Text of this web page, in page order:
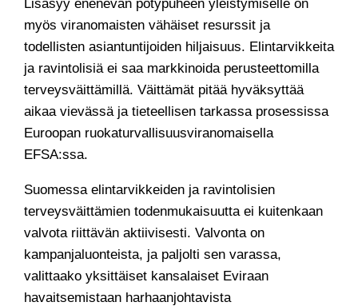
Lisäsyy enenevän pötypuheen yleistymiselle on
myös viranomaisten vähäiset resurssit ja
todellisten asiantuntijoiden hiljaisuus. Elintarvikkeita
ja ravintolisiä ei saa markkinoida perusteettomilla
terveysväittämillä. Väittämät pitää hyväksyttää
aikaa vievässä ja tieteellisen tarkassa prosessissa
Euroopan ruokaturvallisuusviranomaisella
EFSA:ssa.
Suomessa elintarvikkeiden ja ravintolisien
terveysväittämien todenmukaisuutta ei kuitenkaan
valvota riittävän aktiivisesti. Valvonta on
kampanjaluonteista, ja paljolti sen varassa,
valittaako yksittäiset kansalaiset Eviraan
havaitsemistaan harhaanjohtavista